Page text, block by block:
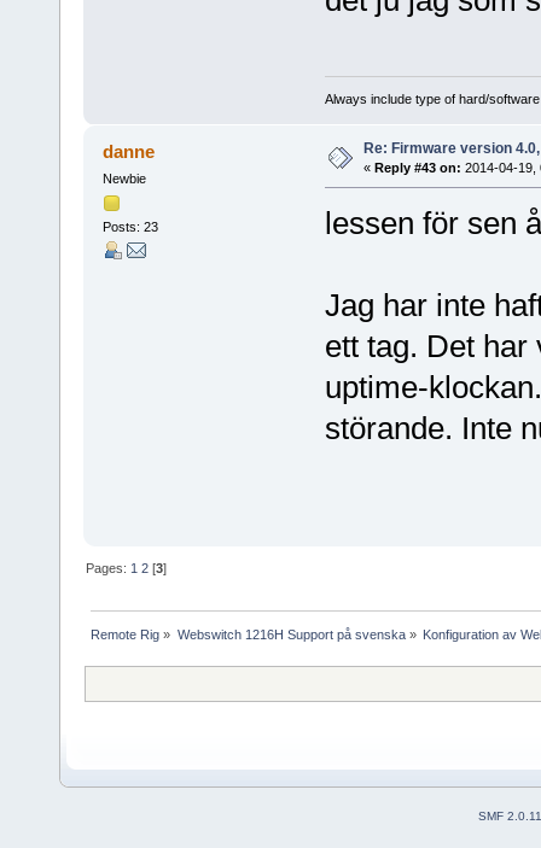
Always include type of hard/
danne
Newbie
Posts: 23
Re: Firmware version
« Reply #43 on: 2014-04-19,
lessen för sen
Jag har inte
ett tag. Det har
uptime-
störande. Inte
Pages: 1 2 [3]
Remote Rig » Webswitch 1216H Support på svenska» Konfiguration av
SMF 2.0.11